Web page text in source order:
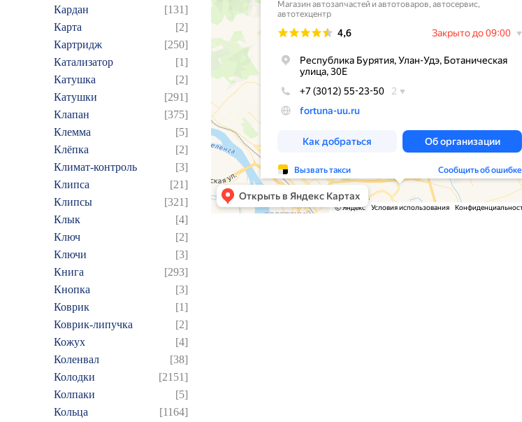
Кардан
[131]
Карта
[2]
Картридж
[250]
Катализатор
[1]
Катушка
[2]
Катушки
[291]
Клапан
[375]
Клемма
[5]
Клёпка
[2]
Климат-контроль
[3]
Клипса
[21]
Клипсы
[321]
Клык
[4]
Ключ
[2]
Ключи
[3]
Книга
[293]
Кнопка
[3]
Коврик
[1]
Коврик-липучка
[2]
Кожух
[4]
Коленвал
[38]
Колодки
[2151]
Колпаки
[5]
Кольца
[1164]